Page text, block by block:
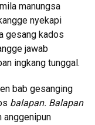
manungsa
nyekapi
gesang kados
jawab
ingkang tunggal.
bab gesanging
balapan. Balapan
anggenipun